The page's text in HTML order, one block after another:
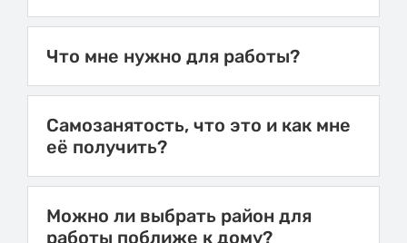
Что мне нужно для работы?
Самозанятость, что это и как мне
её получить?
Можно ли выбрать район для
работы поближе к дому?